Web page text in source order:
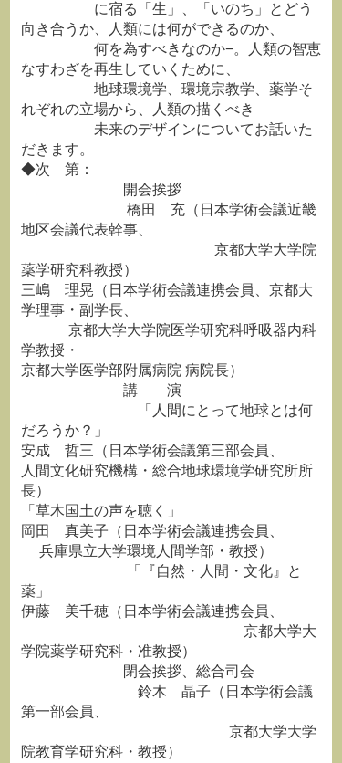
に宿る「生」、「いのち」とどう
向き合うか、人類には何ができるのか、
何を為すべきなのか−。人類の智恵
なすわざを再生していくために、
地球環境学、環境宗教学、薬学そ
れぞれの立場から、人類の描くべき
未来のデザインについてお話いた
だきます。
◆次 第：
開会挨拶
橋田 充（日本学術会議近畿
地区会議代表幹事、
京都大学大学院
薬学研究科教授）
三嶋 理晃（日本学術会議連携会員、京都大
学理事・副学長、
京都大学大学院医学研究科呼吸器内科
学教授・
京都大学医学部附属病院 病院長）
講 演
「人間にとって地球とは何
だろうか？」
安成 哲三（日本学術会議第三部会員、
人間文化研究機構・総合地球環境学研究所所
長）
「草木国土の声を聴く」
岡田 真美子（日本学術会議連携会員、
兵庫県立大学環境人間学部・教授）
「『自然・人間・文化』と
薬」
伊藤 美千穂（日本学術会議連携会員、
京都大学大
学院薬学研究科・准教授）
閉会挨拶、総合司会
鈴木 晶子（日本学術会議
第一部会員、
京都大学大学
院教育学研究科・教授）